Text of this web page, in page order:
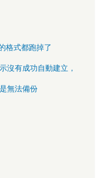
格式都跑掉了
沒有成功自動建立，
無法備份